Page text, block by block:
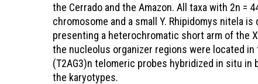
the Cerrado and the Amazon. All taxa with 2n =
chromosome and a small Y. Rhipidomys nitela
presenting a heterochromatic short arm of the
the nucleolus organizer regions were located
(T2AG3)n telomeric probes hybridized in situ
the karyotypes.